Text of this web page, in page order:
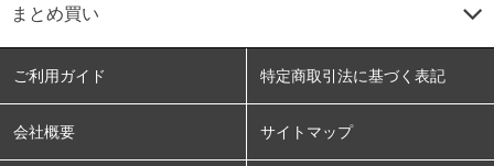
まとめ買い
ご利用ガイド 特定商取引法に基づく表記
会社概要 サイトマップ